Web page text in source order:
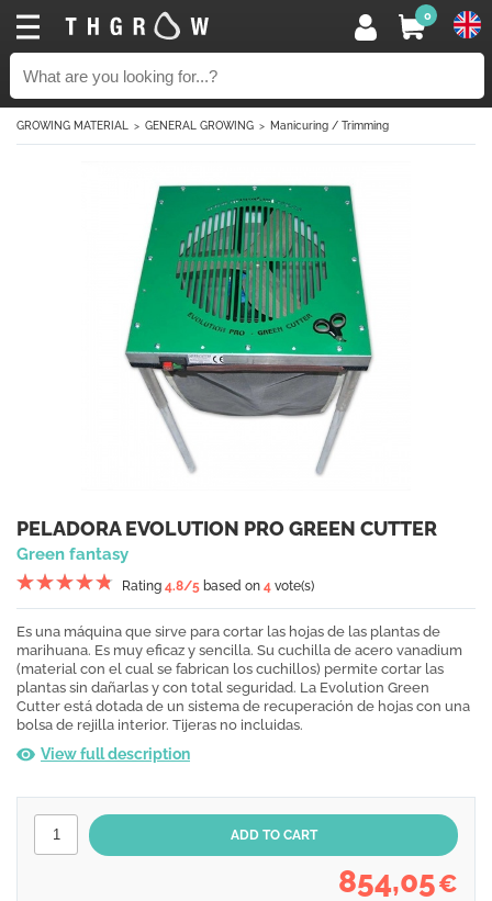
0
GROWING MATERIAL GENERAL GROWING Manicuring / Trimming
PELADORA EVOLUTION PRO GREEN CUTTER
Green fantasy
Rating 4.8/5 based on 4 vote(s)
Es una máquina que sirve para cortar las hojas de las plantas de
marihuana. Es muy eficaz y sencilla. Su cuchilla de acero vanadium
(material con el cual se fabrican los cuchillos) permite cortar las
plantas sin dañarlas y con total seguridad. La Evolution Green
Cutter está dotada de un sistema de recuperación de hojas con una
bolsa de rejilla interior. Tijeras no incluidas.
View full description
854,05€